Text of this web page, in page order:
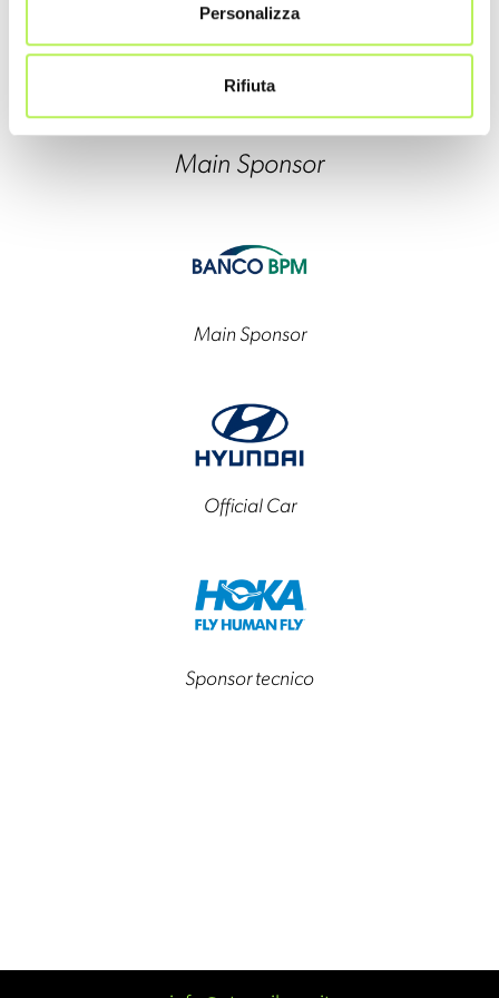
Personalizza
Rifiuta
Main Sponsor
Main Sponsor
Official Car
Sponsor tecnico